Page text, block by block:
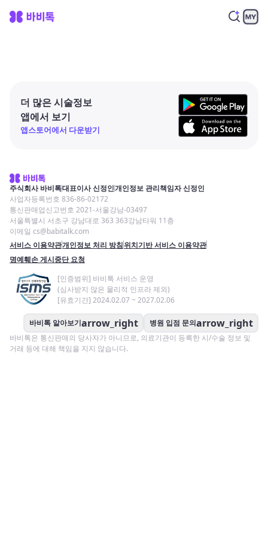
더 많은 시술정보
앱에서 보기
앱스토어에서 다운받기
주식회사 바비톡대표이사 신정인개인정보 관리책임자 신정인
사업자등록번호 836-86-02172
통신판매업신고번호 2021-서울강남-03497
서울특별시 서초구 강남대로 363 363강남타워 11층
이메일 cs@babitalk.com
서비스 이용약관개인정보 처리 방침위치기반 서비스 이용약관
명예훼손 게시중단 요청
[인증범위] 바비톡 서비스 운영
(심사받지 않은 물리적 인프라 제외)
[유효기간] 2024.02.07 ~ 2027.02.06
바비톡 알아보기arrow_right 병원 입점 문의arrow_right
바비톡은 통신판매의 당사자가 아니므로, 의료기관이 등록한 시/수술 정보 및
거래 등에 대해 책임을 지지 않습니다.